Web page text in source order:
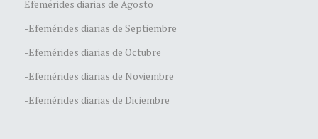
Efemérides diarias de Agosto
-Efemérides diarias de Septiembre
-Efemérides diarias de Octubre
-Efemérides diarias de Noviembre
-Efemérides diarias de Diciembre